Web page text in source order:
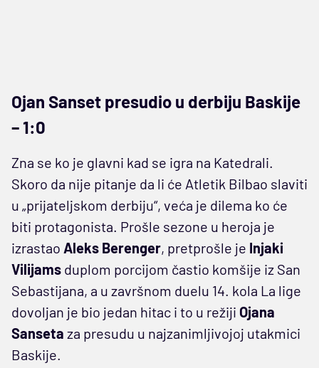
Ojan Sanset presudio u derbiju Baskije
– 1:0
Zna se ko je glavni kad se igra na Katedrali.
Skoro da nije pitanje da li će Atletik Bilbao slaviti
u „prijateljskom derbiju“, veća je dilema ko će
biti protagonista. Prošle sezone u heroja je
izrastao Aleks Berenger, pretprošle je Injaki
Vilijams duplom porcijom častio komšije iz San
Sebastijana, a u završnom duelu 14. kola La lige
dovoljan je bio jedan hitac i to u režiji Ojana
Sanseta za presudu u najzanimljivojoj utakmici
Baskije.